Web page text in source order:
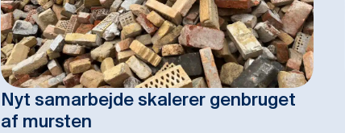
Nyt samarbejde skalerer genbruget
af mursten